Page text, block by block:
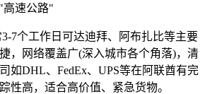
高速公路"
7个工作日可达迪拜、阿布扎比等主要
，网络覆盖广(深入城市各个角落)，清
如DHL、FedEx、UPS等在阿联酋有完
性高，适合高价值、紧急货物。